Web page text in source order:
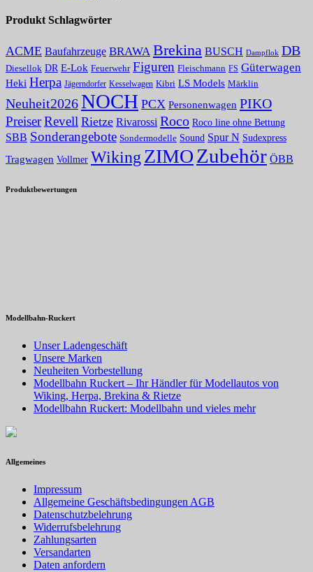
Produkt Schlagwörter
ACME Baufahrzeuge BRAWA Brekina BUSCH Dampflok DB
Diesellok DR E-Lok Feuerwehr Figuren Fleischmann FS Güterwagen
Heki Herpa Jägerndorfer Kesselwagen Kibri LS Models Märklin
Neuheit2026NOCH PCX Personenwagen PIKO
PreiserRevell Rietze Rivarossi Roco Roco line ohne Bettung
SBB Sonderangebote Sondermodelle Sound Spur N Sudexpress
Tragwagen Vollmer Wiking ZIMOZubehör ÖBB
Produktbewertungen
Modellbahn-Ruckert
Unser Ladengeschäft
Unsere Marken
Neuheiten Vorbestellung
Modellbahn Ruckert – Ihr Händler für Modellautos von
Wiking, Herpa, Brekina & Rietze
Modellbahn Ruckert: Modellbahn und vieles mehr
Allgemeines
Impressum
Allgemeine Geschäftsbedingungen AGB
Datenschutzbelehrung
Widerrufsbelehrung
Zahlungsarten
Versandarten
Daten anfordern